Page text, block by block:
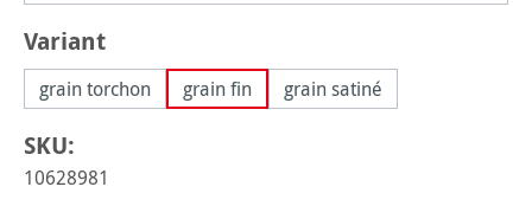
Sélectionnez
Variant
grain torchon grain fin grain satiné
SKU:
10628981